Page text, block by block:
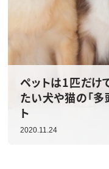
ペットは1匹だけ
たい犬や猫の「多
ト
2020.11.24